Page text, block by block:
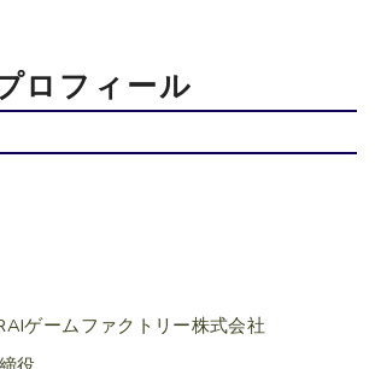
ロフィール
ゲームファクトリー株式会社